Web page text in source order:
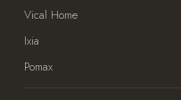
Vical Home
Ixia
Pomax